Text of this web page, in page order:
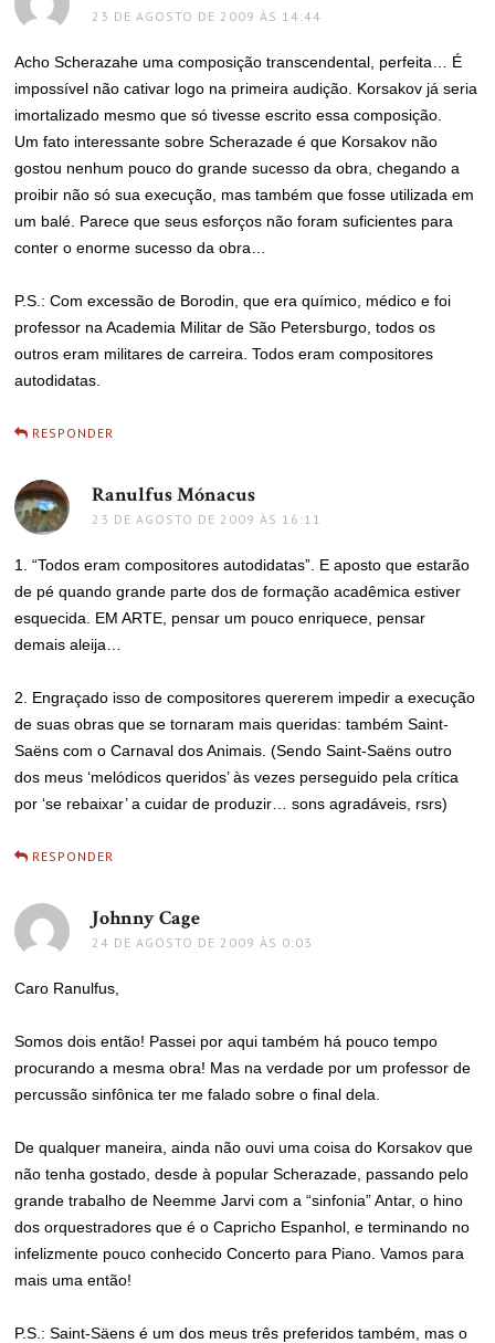
23 DE AGOSTO DE 2009 ÀS 14:44
Acho Scherazahe uma composição transcendental, perfeita… É
impossível não cativar logo na primeira audição. Korsakov já seria
imortalizado mesmo que só tivesse escrito essa composição.
Um fato interessante sobre Scherazade é que Korsakov não
gostou nenhum pouco do grande sucesso da obra, chegando a
proibir não só sua execução, mas também que fosse utilizada em
um balé. Parece que seus esforços não foram suficientes para
conter o enorme sucesso da obra…
P.S.: Com excessão de Borodin, que era químico, médico e foi
professor na Academia Militar de São Petersburgo, todos os
outros eram militares de carreira. Todos eram compositores
autodidatas.
RESPONDER
Ranulfus Mónacus
23 DE AGOSTO DE 2009 ÀS 16:11
1. “Todos eram compositores autodidatas”. E aposto que estarão
de pé quando grande parte dos de formação acadêmica estiver
esquecida. EM ARTE, pensar um pouco enriquece, pensar
demais aleija…
2. Engraçado isso de compositores quererem impedir a execução
de suas obras que se tornaram mais queridas: também Saint-
Saëns com o Carnaval dos Animais. (Sendo Saint-Saëns outro
dos meus ‘melódicos queridos’ às vezes perseguido pela crítica
por ‘se rebaixar’ a cuidar de produzir… sons agradáveis, rsrs)
RESPONDER
Johnny Cage
24 DE AGOSTO DE 2009 ÀS 0:03
Caro Ranulfus,
Somos dois então! Passei por aqui também há pouco tempo
procurando a mesma obra! Mas na verdade por um professor de
percussão sinfônica ter me falado sobre o final dela.
De qualquer maneira, ainda não ouvi uma coisa do Korsakov que
não tenha gostado, desde à popular Scherazade, passando pelo
grande trabalho de Neemme Jarvi com a “sinfonia” Antar, o hino
dos orquestradores que é o Capricho Espanhol, e terminando no
infelizmente pouco conhecido Concerto para Piano. Vamos para
mais uma então!
P.S.: Saint-Säens é um dos meus três preferidos também, mas o